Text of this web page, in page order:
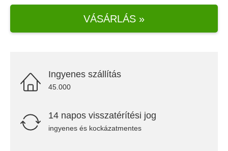
VÁSÁRLÁS »
Ingyenes szállítás
45.000
14 napos visszatérítési jog
ingyenes és kockázatmentes